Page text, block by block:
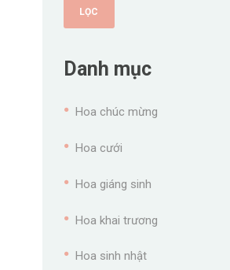
LỌC
Danh mục
Hoa chúc mừng
Hoa cưới
Hoa giáng sinh
Hoa khai trương
Hoa sinh nhật